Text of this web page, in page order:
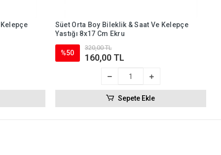
Süet Orta Boy Bileklik & Saat Ve Kelepçe
Yastığı 8x17 Cm Ekru
%50
320,00 TL
160,00 TL
Sepete Ekle